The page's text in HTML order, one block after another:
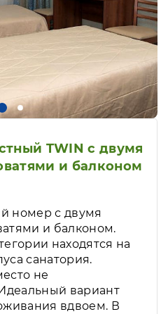
TWIN с двумя
и балконом
номер с двумя
и балконом.
находятся на
санатория.
не
вариант
вдвоем. В